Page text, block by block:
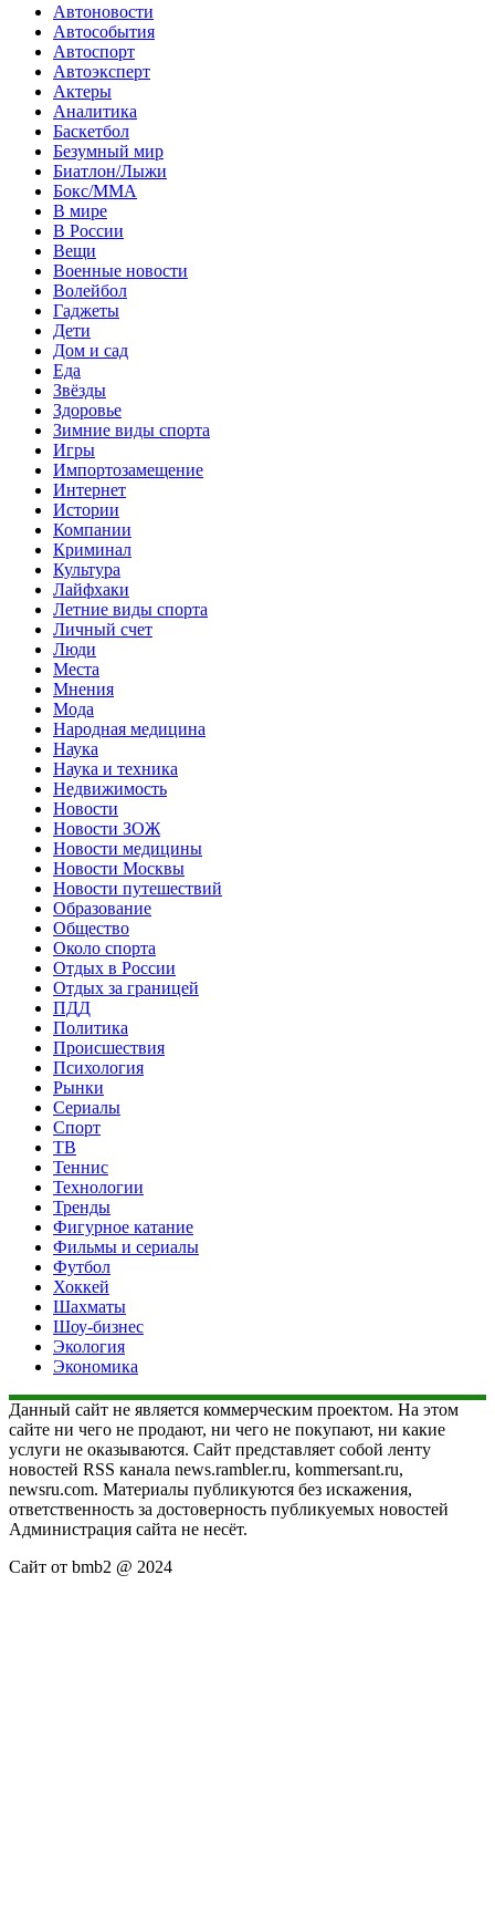
Автоновости
Автособытия
Автоспорт
Автоэксперт
Актеры
Аналитика
Баскетбол
Безумный мир
Биатлон/Лыжи
Бокс/MMA
В мире
В России
Вещи
Военные новости
Волейбол
Гаджеты
Дети
Дом и сад
Еда
Звёзды
Здоровье
Зимние виды спорта
Игры
Импортозамещение
Интернет
Истории
Компании
Криминал
Культура
Лайфхаки
Летние виды спорта
Личный счет
Люди
Места
Мнения
Мода
Народная медицина
Наука
Наука и техника
Недвижимость
Новости
Новости ЗОЖ
Новости медицины
Новости Москвы
Новости путешествий
Образование
Общество
Около спорта
Отдых в России
Отдых за границей
ПДД
Политика
Происшествия
Психология
Рынки
Сериалы
Спорт
ТВ
Теннис
Технологии
Тренды
Фигурное катание
Фильмы и сериалы
Футбол
Хоккей
Шахматы
Шоу-бизнес
Экология
Экономика
Данный сайт не является коммерческим проектом. На этом
сайте ни чего не продают, ни чего не покупают, ни какие
услуги не оказываются. Сайт представляет собой ленту
новостей RSS канала news.rambler.ru, kommersant.ru,
newsru.com. Материалы публикуются без искажения,
ответственность за достоверность публикуемых новостей
Администрация сайта не несёт.
Сайт от bmb2 @ 2024